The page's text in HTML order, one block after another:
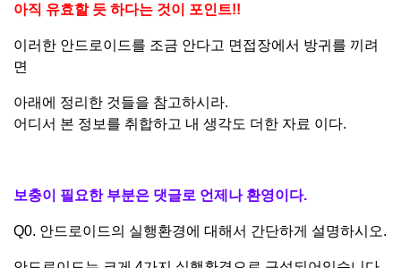
아직 유효할 듯 하다는 것이 포인트!!
이러한 안드로이드를 조금 안다고 면접장에서 방귀를 끼려
면
아래에 정리한 것들을 참고하시라.
어디서 본 정보를 취합하고 내 생각도 더한 자료 이다.
보충이 필요한 부분은 댓글로 언제나 환영이다.
Q0. 안드로이드의 실행환경에 대해서 간단하게 설명하시오.